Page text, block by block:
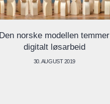
Den norske modellen temmer
digitalt løsarbeid
30. AUGUST 2019